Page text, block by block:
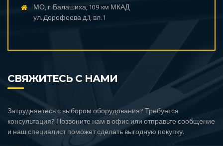
МО, г. Балашиха, 109 км МКАД
ул. Дорофеева д.1, вл. 1
СВЯЖИТЕСЬ С НАМИ
Затрудняетесь с выбором оборудования? Требуется
консультация? Позвоните нам в офис или отправьте сообщение
и наш специалист поможет сделать выгодную покупку.